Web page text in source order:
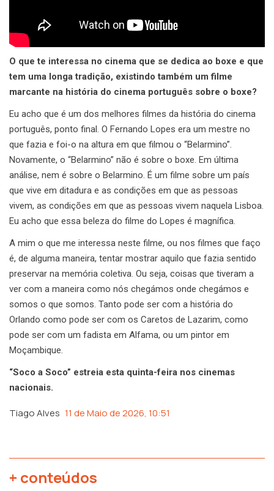
O que te interessa no cinema que se dedica ao boxe e que
tem uma longa tradição, existindo também um filme
marcante na história do cinema português sobre o boxe?
Eu acho que é um dos melhores filmes da história do cinema
português, ponto final. O Fernando Lopes era um mestre no
que fazia e foi-o na altura em que filmou o “Belarmino”.
Novamente, o “Belarmino” não é sobre o boxe. Em última
análise, nem é sobre o Belarmino. É um filme sobre um país
que vive em ditadura e as condições em que as pessoas
vivem, as condições em que as pessoas vivem naquela Lisboa.
Eu acho que essa beleza do filme do Lopes é magnífica.
A mim o que me interessa neste filme, ou nos filmes que faço
é, de alguma maneira, tentar mostrar aquilo que fazia sentido
preservar na memória coletiva. Ou seja, coisas que tiveram a
ver com a maneira como nós chegámos onde chegámos e
somos o que somos. Tanto pode ser com a história do
Orlando como pode ser com os Caretos de Lazarim, como
pode ser com um fadista em Alfama, ou um pintor em
Moçambique.
“Soco a Soco” estreia esta quinta-feira nos cinemas
nacionais.
Tiago Alves 11 de Maio de 2026, 10:51
+ conteúdos